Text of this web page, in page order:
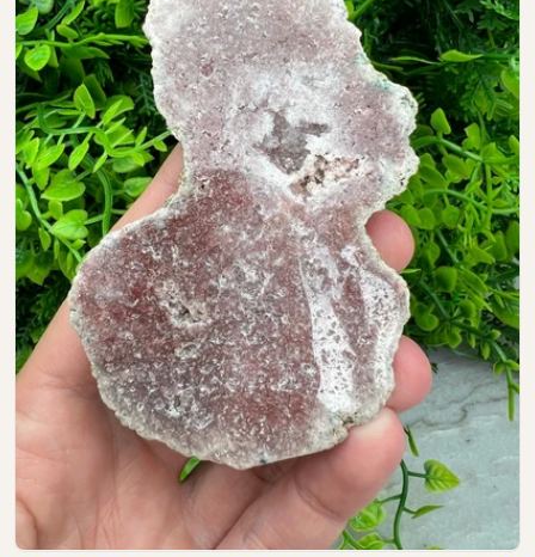
Open media 0 in modal